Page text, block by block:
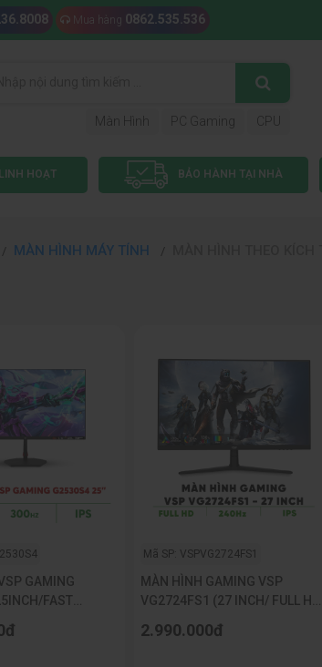
Mua hàng 0862.535.536
Màn Hình PC Gaming CPU
HOẠT BẢO HÀNH TẠI NHÀ
MÀN HÌNH MÁY TÍNH
GAMING
FAST
Mã SP: VSPVG2724FS1
MÀN HÌNH GAMING VSP
VG2724FS1 (27 INCH/ FULL HD/
2.990.000đ